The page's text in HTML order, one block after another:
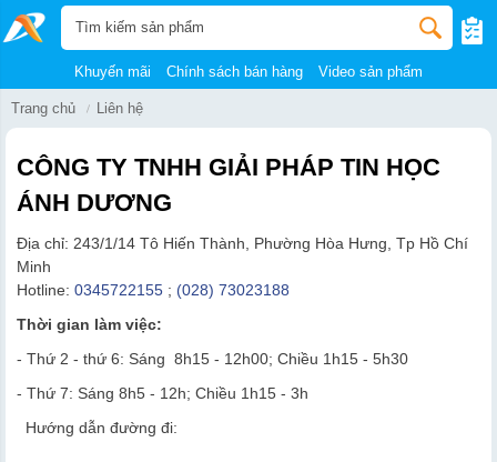
Khuyến mãi Chính sách bán hàng Video sản phẩm
Trang chủ Liên hệ
CÔNG TY TNHH GIẢI PHÁP TIN HỌC
ÁNH DƯƠNG
Địa chỉ: 243/1/14 Tô Hiến Thành, Phường Hòa Hưng, Tp Hồ Chí
Minh
Hotline: 0345722155 ; (028) 73023188
Thời gian làm việc:
- Thứ 2 - thứ 6: Sáng 8h15 - 12h00; Chiều 1h15 - 5h30
- Thứ 7: Sáng 8h5 - 12h; Chiều 1h15 - 3h
Hướng dẫn đường đi: